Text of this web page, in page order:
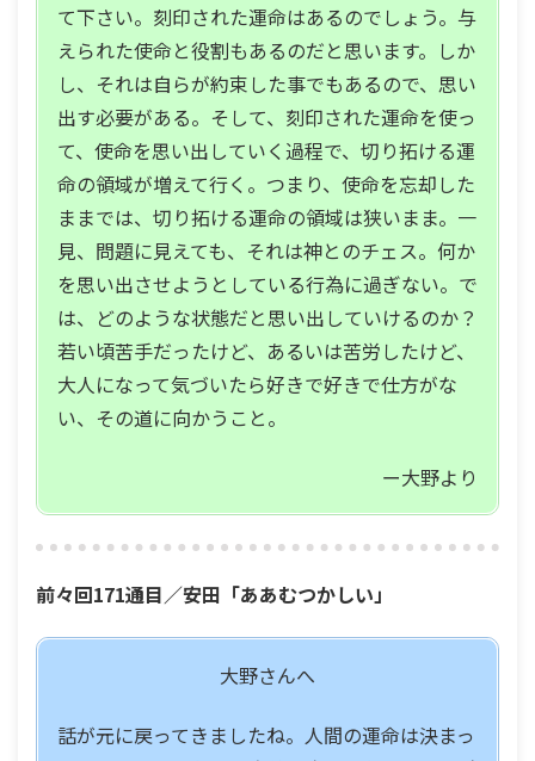
て下さい。刻印された運命はあるのでしょう。与
えられた使命と役割もあるのだと思います。しか
し、それは自らが約束した事でもあるので、思い
出す必要がある。そして、刻印された運命を使っ
て、使命を思い出していく過程で、切り拓ける運
命の領域が増えて行く。つまり、使命を忘却した
ままでは、切り拓ける運命の領域は狭いまま。一
見、問題に見えても、それは神とのチェス。何か
を思い出させようとしている行為に過ぎない。で
は、どのような状態だと思い出していけるのか？
若い頃苦手だったけど、あるいは苦労したけど、
大人になって気づいたら好きで好きで仕方がな
い、その道に向かうこと。
ー大野より
前々回171通目／安田「ああむつかしい」
大野さんへ
話が元に戻ってきましたね。人間の運命は決まっ